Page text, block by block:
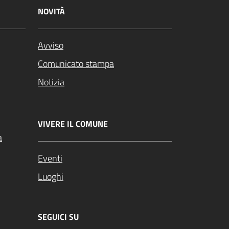
NOVITÀ
Avviso
Comunicato stampa
Notizia
VIVERE IL COMUNE
Eventi
Luoghi
SEGUICI SU